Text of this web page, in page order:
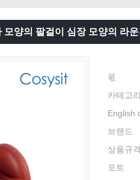
양의 팔걸이 심장 모양의 라운
몫
카테고리
English
브랜드
상품규격
포트